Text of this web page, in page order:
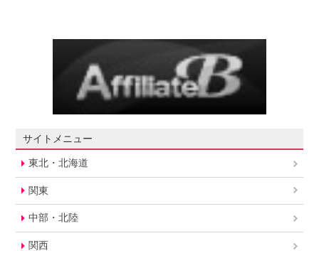
サイトメニュー
東北・北海道
関東
中部・北陸
関西